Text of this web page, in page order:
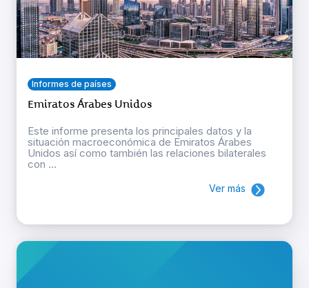
Informes de países
Emiratos Árabes Unidos
Este informe presenta los principales datos y la
situación macroeconómica de Emiratos Árabes
Unidos así como también las relaciones bilaterales
con ...
Ver más